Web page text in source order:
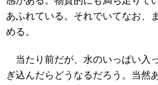
あふれている。それでいてなお、
める。
当たり前だが、水のいっぱい入
ぎ込んだらどうなるだろう。当然